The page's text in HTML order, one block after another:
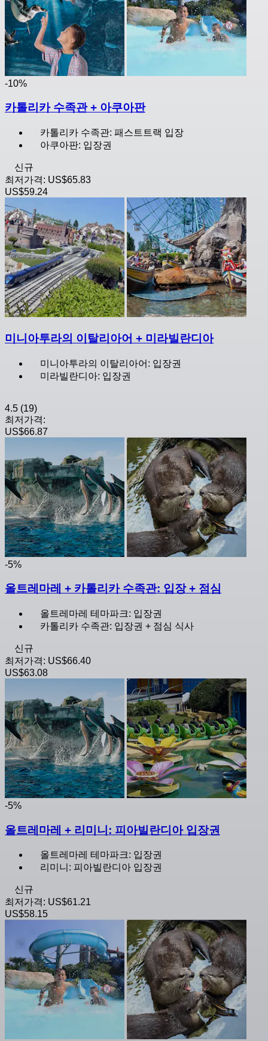
-10%
카톨리카 수족관 + 아쿠아판
카톨리카 수족관: 패스트트랙 입장
아쿠아판: 입장권
신규
최저가격: US$65.83
US$59.24
미니아투라의 이탈리아어 + 미라빌란디아
미니아투라의 이탈리아어: 입장권
미라빌란디아: 입장권
4.5 (19)
최저가격:
US$66.87
-5%
올트레마레 + 카톨리카 수족관: 입장 + 점심
올트레마레 테마파크: 입장권
카톨리카 수족관: 입장권 + 점심 식사
신규
최저가격: US$66.40
US$63.08
-5%
올트레마레 + 리미니: 피아빌란디아 입장권
올트레마레 테마파크: 입장권
리미니: 피아빌란디아 입장권
신규
최저가격: US$61.21
US$58.15